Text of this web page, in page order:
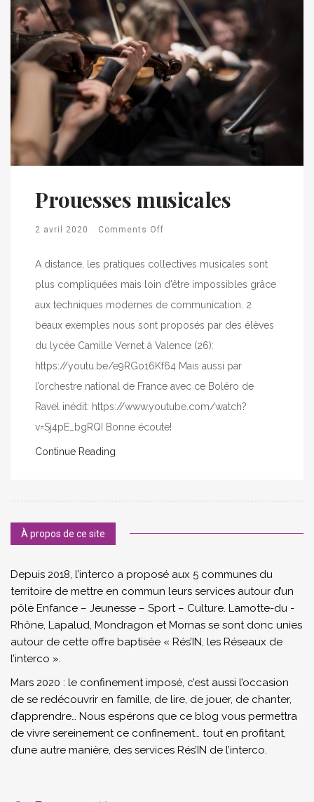
Prouesses musicales
2 avril 2020 Comments Off
A distance, les pratiques collectives musicales sont
plus compliquées mais loin d’être impossibles grâce
aux techniques modernes de communication. 2
beaux exemples nous sont proposés par des élèves
du lycée Camille Vernet à Valence (26):
https://youtu.be/e9RGo16Kf64 Mais aussi par
l’orchestre national de France avec ce Boléro de
Ravel inédit: https://www.youtube.com/watch?
v=Sj4pE_bgRQI Bonne écoute!
Continue Reading
À propos de ce site
Depuis 2018, l’interco a proposé aux 5 communes du
territoire de mettre en commun leurs services autour d’un
pôle Enfance – Jeunesse – Sport – Culture. Lamotte-du -
Rhône, Lapalud, Mondragon et Mornas se sont donc unies
autour de cette offre baptisée « Rés’IN, les Réseaux de
l’interco ».
Mars 2020 : le confinement imposé, c’est aussi l’occasion
de se redécouvrir en famille, de lire, de jouer, de chanter,
d’apprendre… Nous espérons que ce blog vous permettra
de vivre sereinement ce confinement… tout en profitant,
d’une autre manière, des services Rés’IN de l’interco.